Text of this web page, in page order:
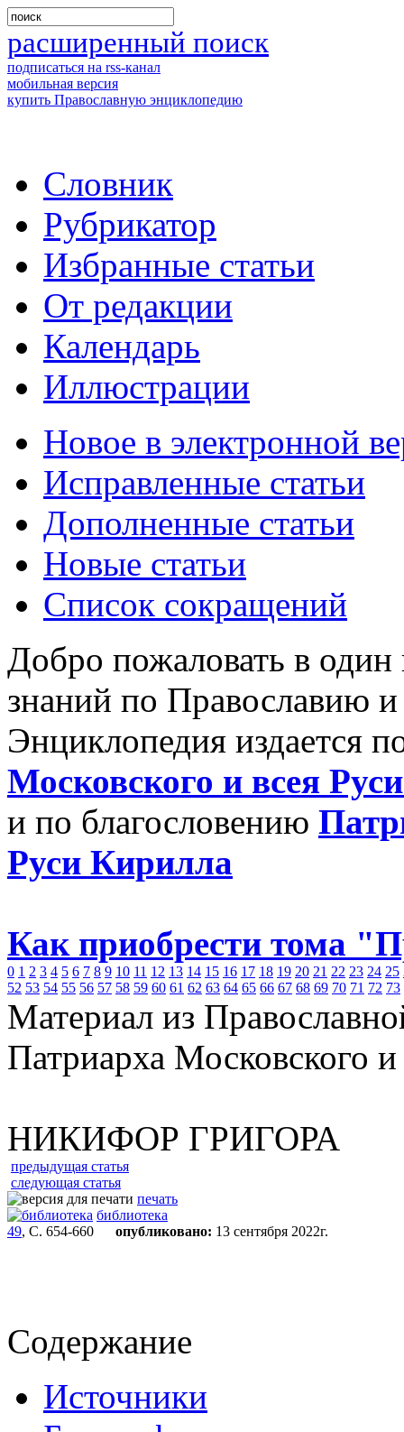
расширенный поиск
подписаться на rss-канал
мобильная версия
купить Православную энциклопедию
Словник
Рубрикатор
Избранные статьи
От редакции
Календарь
Иллюстрации
Новое в электронной
Исправленные статьи
Дополненные статьи
Новые статьи
Список сокращений
Добро пожаловать в
знаний по Православию
Энциклопедия издается
Московского и всея
и по благословению
Руси Кирилла
Как приобрести тома
0 1 2 3 4 5 6 7 8 9 10 11 12 13 14 15 16 17 18 19 20 21 22 23 24 25
52 53 54 55 56 57 58 59 60 61 62 63 64 65 66 67 68 69 70 71 72 73
Материал из
Патриарха Московского
НИКИФОР ГРИГОРА
предыдущая статья
следующая статья
печать
библиотека
49, С. 654-660 опубликовано: 13 сентября 2022г.
Содержание
Источники